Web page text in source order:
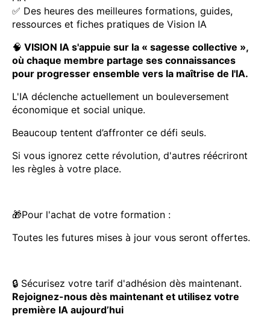
✅ Des heures des meilleures formations, guides,
ressources et fiches pratiques de Vision IA
🧠 VISION IA s'appuie sur la « sagesse collective »,
où chaque membre partage ses connaissances
pour progresser ensemble vers la maîtrise de l'IA.
L'IA déclenche actuellement un bouleversement
économique et social unique.
Beaucoup tentent d’affronter ce défi seuls.
Si vous ignorez cette révolution, d'autres réécriront
les règles à votre place.
🎁Pour l'achat de votre formation :
Toutes les futures mises à jour vous seront offertes.
🔒 Sécurisez votre tarif d'adhésion dès maintenant.
Rejoignez-nous dès maintenant et utilisez votre
première IA aujourd’hui